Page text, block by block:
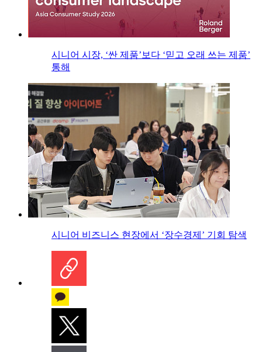
시니어 시장, ‘싼 제품’보다 ‘믿고 오래 쓰는 제품’
통해
시니어 비즈니스 현장에서 ‘장수경제’ 기회 탐색